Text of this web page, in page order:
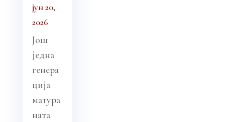
јун 20,
2026
Још
једна
генера
ција
матура
ната